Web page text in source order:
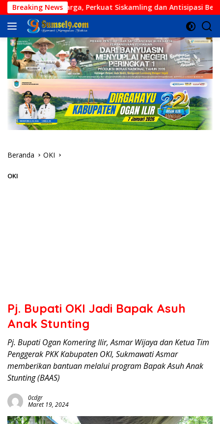
Langsung
ke
konten
Breaking News
Warga, Perkuat Siskamling dan Antisipasi Bencana
Beranda OKI
OKI
Pj. Bupati OKI Jadi Bapak Asuh
Anak Stunting
Pj. Bupati Ogan Komering Ilir, Asmar Wijaya dan Ketua Tim
Penggerak PKK Kabupaten OKI, Sukmawati Asmar
memberikan bantuan melalui program Bapak Asuh Anak
Stunting (BAAS)
0cdgr
Maret 19, 2024